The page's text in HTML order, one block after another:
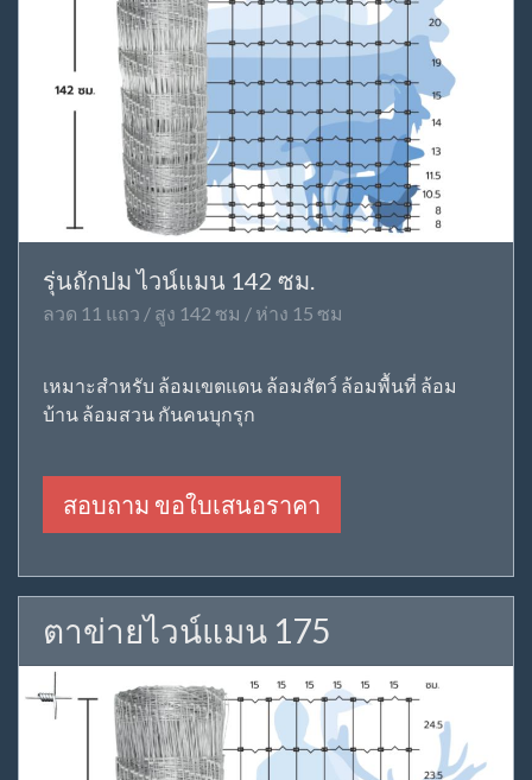
รุ่นถักปม ไวน์แมน 142 ซม.
ลวด 11 แถว / สูง 142 ซม / ห่าง 15 ซม
เหมาะสำหรับ ล้อมเขตแดน ล้อมสัตว์ ล้อมพื้นที่ ล้อม
บ้าน ล้อมสวน กันคนบุกรุก
สอบถาม ขอใบเสนอราคา
ตาข่ายไวน์แมน 175